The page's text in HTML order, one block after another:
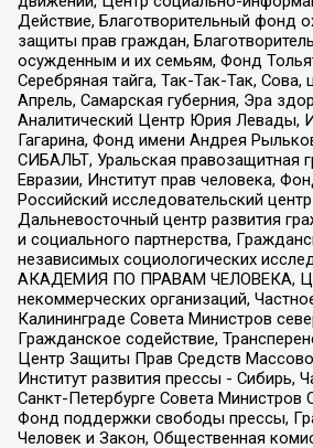
Действие, Благотворительный фонд
защиты прав граждан,
осужденным и их семьям, Фонд
Серебряная тайга, Так-Так-Так, Сова,
Апрель, Самарская губерния, Эра
Аналитический Центр Юрия Левады,
Гагарина, Фонд имени Андрея
СИБАЛЬТ, Уральская правозащитная
Евразии, Институт прав человека,
Российский исследовательский
Дальневосточный центр развития
и социального партнерства,
независимых социологических
АКАДЕМИЯ ПО ПРАВАМ ЧЕЛОВЕКА,
некоммерческих организаций,
Калининграде Совета Министров
Гражданское содействие,
Центр Защиты Прав Средств
Институт развития прессы - Сибирь,
Санкт-Петербурге Совета Министров
Фонд поддержки свободы прессы,
Человек и Закон, Общественная